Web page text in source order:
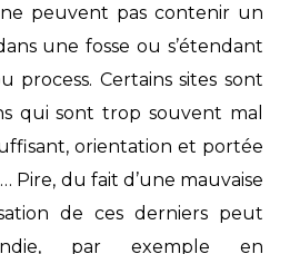
ne peuvent pas contenir un
une fosse ou s’étendant
process. Certains sites sont
qui sont trop souvent mal
orientation et portée
Pire, du fait d’une mauvaise
de ces derniers peut
par exemple en